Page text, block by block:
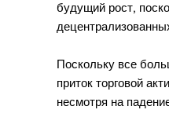
будущий рост,
Поскольку все
приток торговой
несмотря на